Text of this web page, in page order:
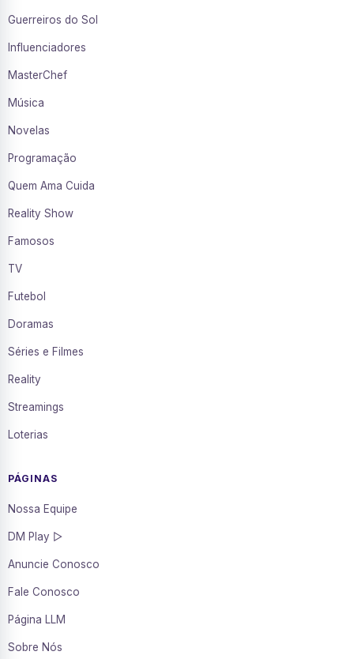
Guerreiros do Sol
Influenciadores
MasterChef
Música
Novelas
Programação
Quem Ama Cuida
Reality Show
Famosos
TV
Futebol
Doramas
Séries e Filmes
Reality
Streamings
Loterias
PÁGINAS
Nossa Equipe
DM Play ▷
Anuncie Conosco
Fale Conosco
Página LLM
Sobre Nós